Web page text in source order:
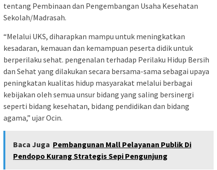
tentang Pembinaan dan Pengembangan Usaha Kesehatan
Sekolah/Madrasah.
“Melalui UKS, diharapkan mampu untuk meningkatkan
kesadaran, kemauan dan kemampuan peserta didik untuk
berperilaku sehat. pengenalan terhadap Perilaku Hidup Bersih
dan Sehat yang dilakukan secara bersama-sama sebagai upaya
peningkatan kualitas hidup masyarakat melalui berbagai
kebijakan oleh semua unsur bidang yang saling bersinergi
seperti bidang kesehatan, bidang pendidikan dan bidang
agama,” ujar Ocin.
Baca Juga Pembangunan Mall Pelayanan Publik Di
Pendopo Kurang Strategis Sepi Pengunjung